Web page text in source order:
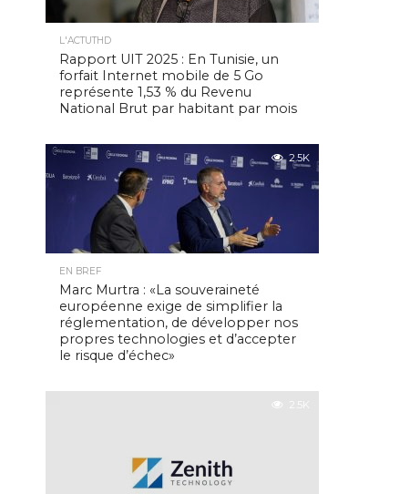
L'ACTUTHD
Rapport UIT 2025 : En Tunisie, un
forfait Internet mobile de 5 Go
représente 1,53 % du Revenu
National Brut par habitant par mois
2.5K
EN BREF
Marc Murtra : «La souveraineté
européenne exige de simplifier la
réglementation, de développer nos
propres technologies et d’accepter
le risque d’échec»
2.5K